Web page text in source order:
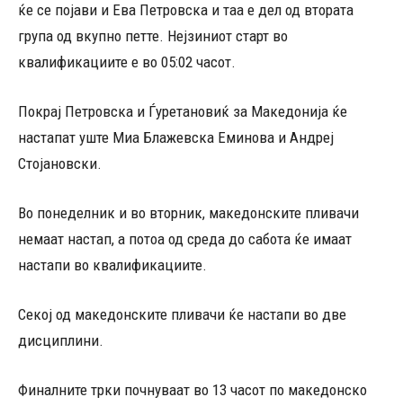
ќе се појави и Ева Петровска и таа е дел од втората
група од вкупно петте. Нејзиниот старт во
квалификациите е во 05:02 часот.
Покрај Петровска и Ѓуретановиќ за Македонија ќе
настапат уште Миа Блажевска Еминова и Андреј
Стојановски.
Во понеделник и во вторник, македонските пливачи
немаат настап, а потоа од среда до сабота ќе имаат
настапи во квалификациите.
Секој од македонските пливачи ќе настапи во две
дисциплини.
Финалните трки почнуваат во 13 часот по македонско